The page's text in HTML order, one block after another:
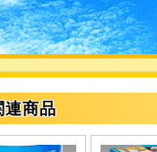
連商品